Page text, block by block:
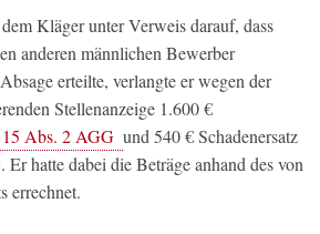
Kläger unter Verweis darauf, dass
anderen männlichen Bewerber
erteilte, verlangte er wegen der
Stellenanzeige 1.600 €
Abs. 2 AGG und 540 € Schadenersatz
hatte dabei die Beträge anhand des von
errechnet.